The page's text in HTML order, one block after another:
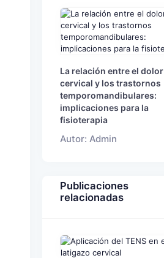
La relación entre el dolor
cervical y los trastornos
temporomandibulares:
implicaciones para la
fisioterapia
Autor: Admin
Publicaciones
relacionadas